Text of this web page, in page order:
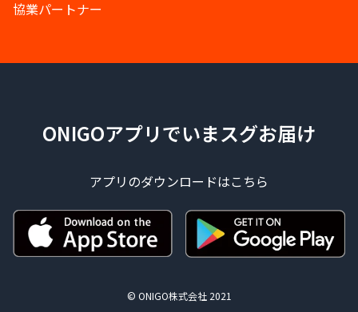
協業パートナー
ONIGOアプリでいまスグお届け
アプリのダウンロードはこちら
© ONIGO株式会社 2021